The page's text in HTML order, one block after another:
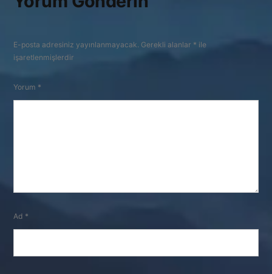
E-posta adresiniz yayınlanmayacak. Gerekli alanlar * ile
işaretlenmişlerdir
Yorum *
Ad *